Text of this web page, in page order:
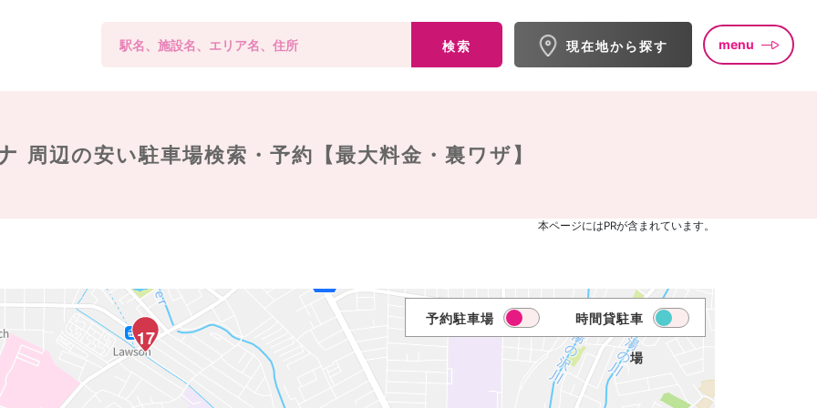
検索 現在地から探す menu
周辺の安い駐車場検索・予約【最大料金・裏ワザ】
本ページにはPRが含まれています。
17
予約駐車場 時間貸駐車
場